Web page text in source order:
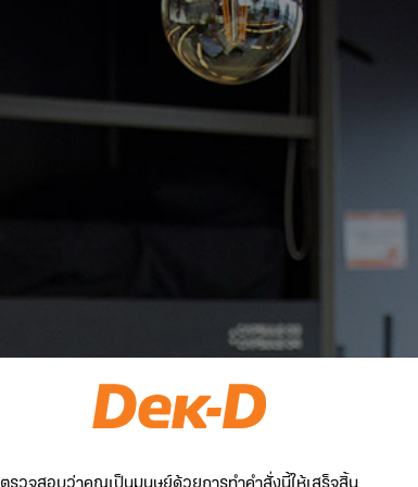
ตรวจสอบว่าคุณเป็นมนุษย์ด้วยการทำคำสั่งนี้ให้เสร็จสิ้น